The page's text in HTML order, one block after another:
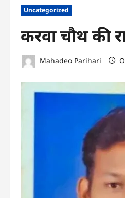
Uncategorized
करवा चौथ की
Mahadeo Parihari